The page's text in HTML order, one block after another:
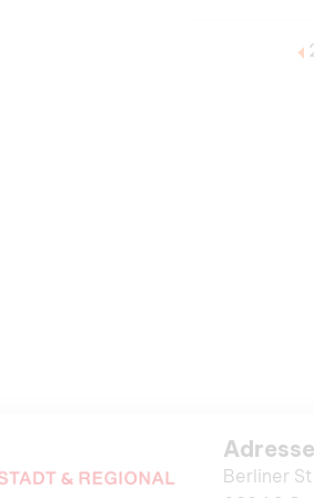
Adresse
Berliner